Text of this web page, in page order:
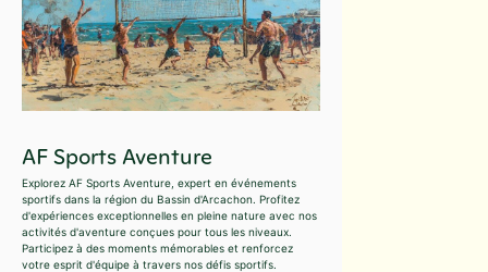
AF Sports Aventure
Explorez AF Sports Aventure, expert en événements
sportifs dans la région du Bassin d'Arcachon. Profitez
d'expériences exceptionnelles en pleine nature avec nos
activités d'aventure conçues pour tous les niveaux.
Participez à des moments mémorables et renforcez
votre esprit d'équipe à travers nos défis sportifs.